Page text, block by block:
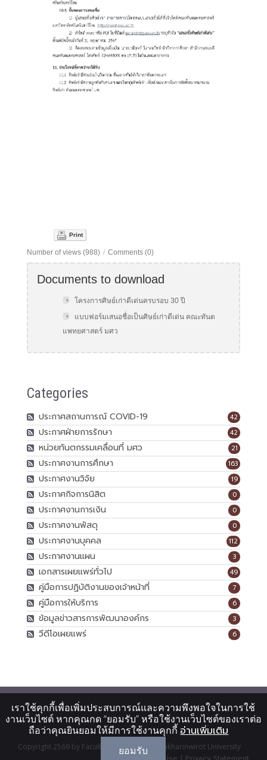
Print
Number of views (988) / Comments (0)
Documents to download
โครงการศิษย์เก่าดีเด่นครบรอบ 30 ปี
แบบฟอร์มเสนอชื่อเป็นศิษย์เก่าดีเด่น คณะทันต
แพทยศาสตร์ มศว
Categories
42
ประกาศสถานการณ์ COVID-19
42
ประกาศฝ่ายการรักษา
21
หน่วยทันตกรรมเคลื่อนที่ มศว
163
ประกาศงานการศึกษา
19
ประกาศงานวิจัย
0
ประกาศกิจการนิสิต
0
ประกาศงานการเงิน
0
ประกาศงานพัสดุ
112
ประกาศงานบุคคล
3
ประกาศงานแผน
49
เอกสารเผยแพร่ทั่วไป
7
คู่มือการปฏิบัติงานของเจ้าหน้าที่
6
คู่มือการให้บริการ
3
ข้อมูลข่าวสารการพัฒนาองค์กร
6
วีดีโอเผยแพร่
Copyright 2569 by Faculty Of Dentistry, Srinakharinwirot University
เราใช้คุกกี้เพื่อเพิ่มประสบการณ์และความพึงพอใจในการใช้
งานเว็บไซต์ หากคุณกด “ยอมรับ” หรือใช้งานเว็บไซต์ของเราต่อ
ถือว่าคุณยินยอมให้มีการใช้งานคุกกี้ อ่านเพิ่มเติม
ยอมรับ